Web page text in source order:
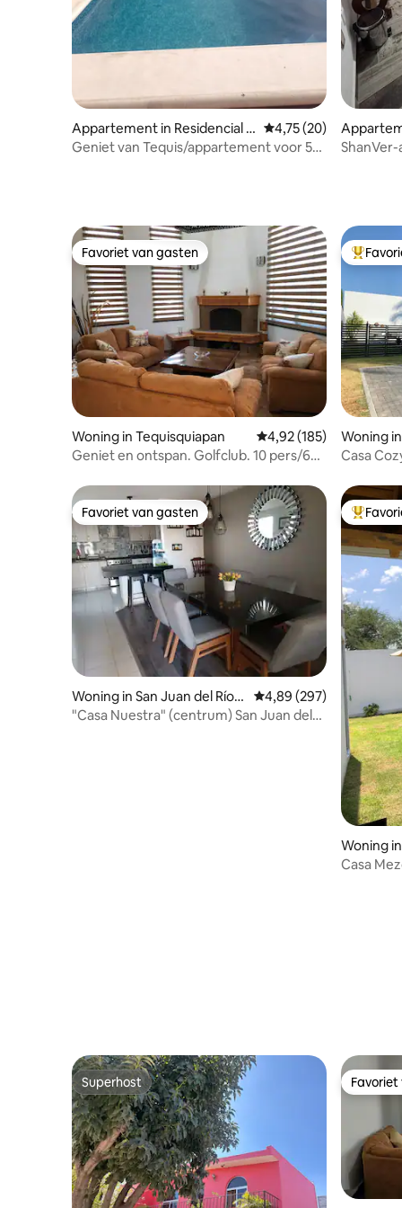
Appartement in Residencial L
os Viñedos
Gemiddelde
4,75 (20)
Geniet van Tequis/appartement voor 5
Favoriet van gasten
Favoriet van gasten
Woning in Tequisquiapan Gemiddelde
4,92 (185)
Geniet en ontspan. Golfclub. 10 pers/6
Woning
Casa
Favoriet van gasten
Favoriet van gasten
Woning in San Juan del Río
Municipality
Gemiddelde
4,89 (297)
"Casa Nuestra" (centrum) San Juan del
Woning
Casa
Superhost
Superhost